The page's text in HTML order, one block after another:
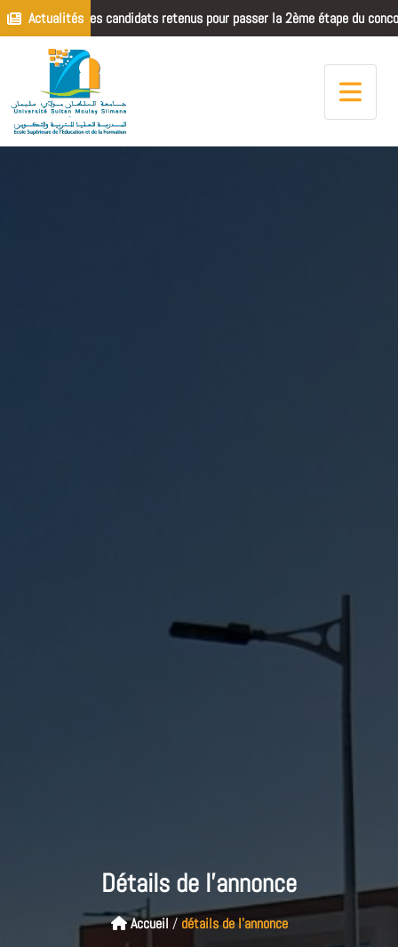
Actualités
Liste des candidats retenus pour passer la 2ème étape du concours
Détails de l'annonce
Accueil /détails de l'annonce